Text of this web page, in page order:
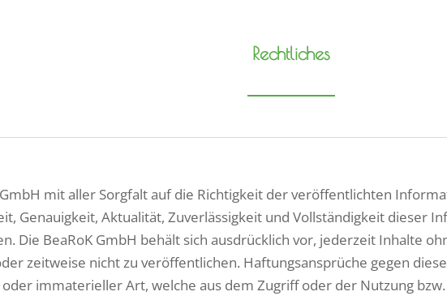
Rechtliches
mit aller Sorgfalt auf die Richtigkeit der veröffentlichten
Genauigkeit, Aktualität, Zuverlässigkeit und Vollständigkeit dieser
Die BeaRoK GmbH behält sich ausdrücklich vor, jederzeit Inhalte
zeitweise nicht zu veröffentlichen. Haftungsansprüche gegen
immaterieller Art, welche aus dem Zugriff oder der Nutzung